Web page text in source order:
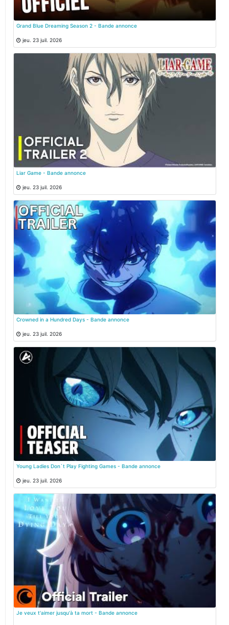
Grand Blue Dreaming Season 2 - Bande annonce
jeu. 23 juil. 2026
Liar Game - Bande annonce
jeu. 23 juil. 2026
Crowned in a Hundred Days - Bande annonce
jeu. 23 juil. 2026
Young Ladies Don`t Play Fighting Games - Bande annonce
jeu. 23 juil. 2026
Je veux t'aimer jusqu'à ta mort - Bande annonce